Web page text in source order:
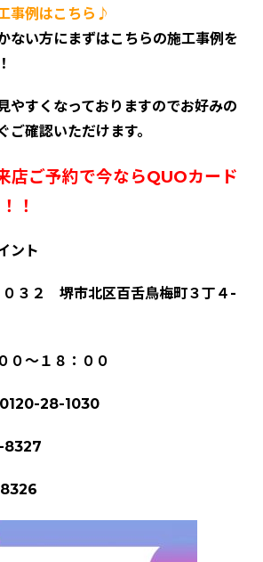
事例はこちら♪
ない方にまずはこちらの施工事例を
やすくなっておりますのでお好みの
ご確認いただけます。
ご予約で今ならQUOカード
！
ント
３２ 堺市北区百舌鳥梅町３丁４-
０～１８：００
28-1030